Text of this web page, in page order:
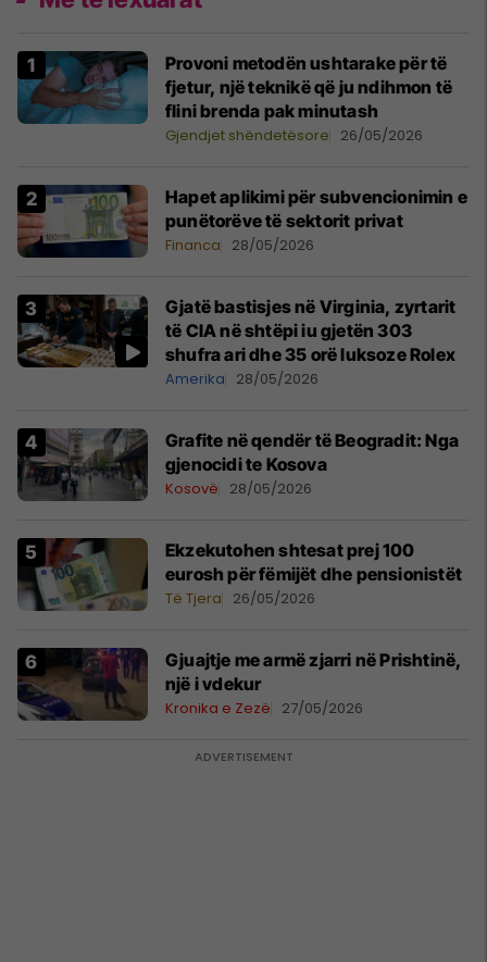
Provoni metodën ushtarake për të
fjetur, një teknikë që ju ndihmon të
flini brenda pak minutash
Gjendjet shëndetësore 26/05/2026
Hapet aplikimi për subvencionimin e
punëtorëve të sektorit privat
Financa 28/05/2026
Gjatë bastisjes në Virginia, zyrtarit
të CIA në shtëpi iu gjetën 303
shufra ari dhe 35 orë luksoze Rolex
Amerika 28/05/2026
Grafite në qendër të Beogradit: Nga
gjenocidi te Kosova
Kosovë 28/05/2026
Ekzekutohen shtesat prej 100
eurosh për fëmijët dhe pensionistët
Të Tjera 26/05/2026
Gjuajtje me armë zjarri në Prishtinë,
një i vdekur
Kronika e Zezë 27/05/2026